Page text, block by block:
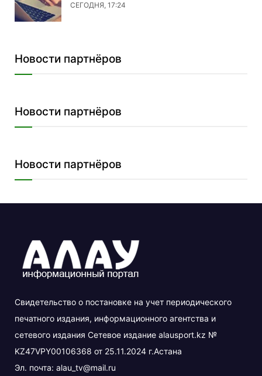
СЕГОДНЯ, 17:24
Новости партнёров
Новости партнёров
Новости партнёров
Свидетельство о постановке на учет периодического
печатного издания, информационного агентства и
сетевого издания Сетевое издание alausport.kz №
KZ47VPY00106368 от 25.11.2024 г.Астана
Эл. почта: alau_tv@mail.ru